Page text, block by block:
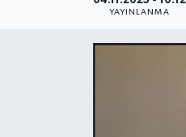
YAYINLANMA
Gökçebey
Son Dakika Haberleri
Haber Arşivi